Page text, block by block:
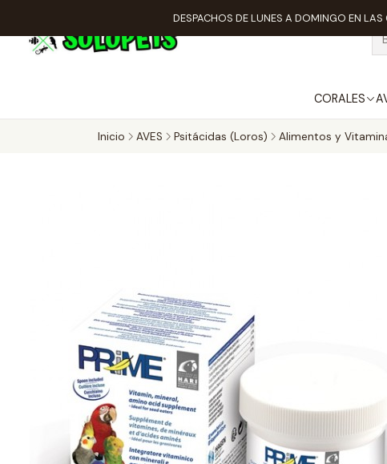
CORALES
DESPACHOS DE LUNES A DOMINGO EN
Inicio AVES Psitácidas (Loros) Alimentos y